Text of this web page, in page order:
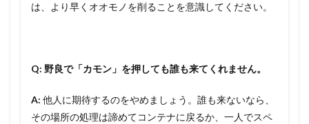
は、より早くオオモノを削ることを意識してください。
Q: 野良で「カモン」を押しても誰も来てくれません。
A: 他人に期待するのをやめましょう。誰も来ないなら、
その場所の処理は諦めてコンテナに戻るか、一人でスペ